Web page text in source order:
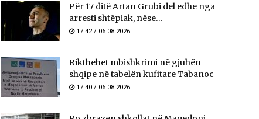
Për 17 ditë Artan Grubi del edhe nga
arresti shtëpiak, nëse...
17:42 / 06.08.2026
Rikthehet mbishkrimi në gjuhën
shqipe në tabelën kufitare Tabanoc
17:40 / 06.08.2026